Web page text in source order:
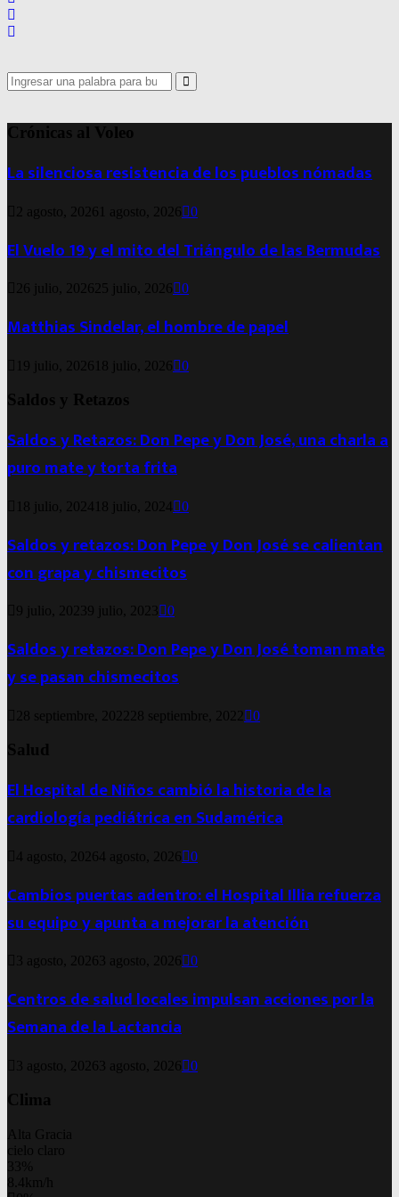
Search
for:
Search
Crónicas al Voleo
La silenciosa resistencia de los pueblos nómadas
2 agosto, 2026 1 agosto, 2026 0
El Vuelo 19 y el mito del Triángulo de las Bermudas
26 julio, 2026 25 julio, 2026 0
Matthias Sindelar, el hombre de papel
19 julio, 2026 18 julio, 2026 0
Saldos y Retazos
Saldos y Retazos: Don Pepe y Don José, una charla a
puro mate y torta frita
18 julio, 2024 18 julio, 2024 0
Saldos y retazos: Don Pepe y Don José se calientan
con grapa y chismecitos
9 julio, 20239 julio, 2023 0
Saldos y retazos: Don Pepe y Don José toman mate
y se pasan chismecitos
28 septiembre, 2022 28 septiembre, 2022 0
Salud
El Hospital de Niños cambió la historia de la
cardiología pediátrica en Sudamérica
4 agosto, 20264 agosto, 2026 0
Cambios puertas adentro: el Hospital Illia refuerza
su equipo y apunta a mejorar la atención
3 agosto, 2026 3 agosto, 2026 0
Centros de salud locales impulsan acciones por la
Semana de la Lactancia
3 agosto, 2026 3 agosto, 2026 0
Clima
Alta Gracia
cielo claro
33%
8.4km/h